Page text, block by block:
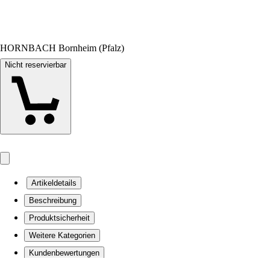
HORNBACH Bornheim (Pfalz)
Nicht reservierbar
Artikeldetails
Beschreibung
Produktsicherheit
Weitere Kategorien
Kundenbewertungen